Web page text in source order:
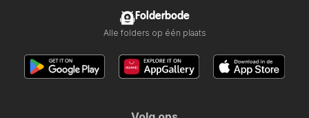
Folderbode
Alle folders op één plaats